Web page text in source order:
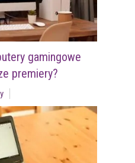
gamingowe
premiery?